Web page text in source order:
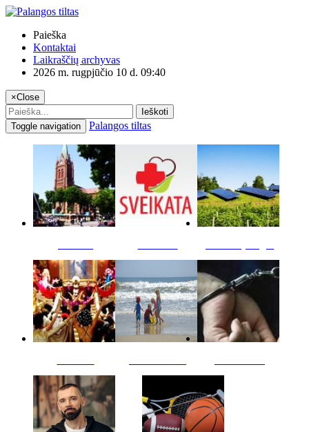
Paieška
Kontaktai
Laikraščių archyvas
2026 m. rugpjūčio 10 d. 09:40
×Close
Ieškoti
Toggle navigation
Palangos tiltas